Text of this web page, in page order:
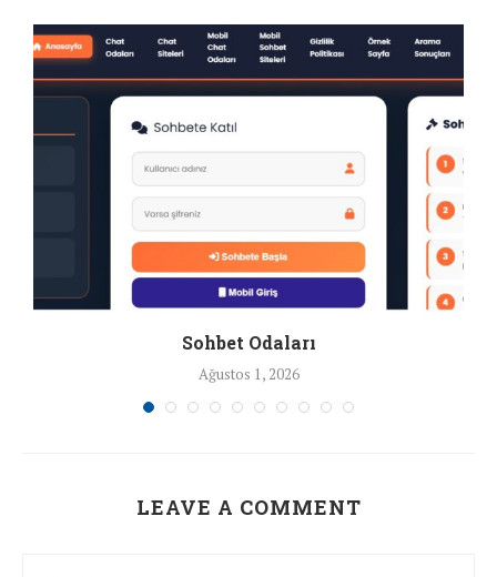
Sohbet Odaları
Ağustos 1, 2026
LEAVE A COMMENT